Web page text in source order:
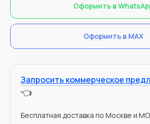
Оформить в
Оформить в MAX
Запросить коммерческое
👈
Бесплатная доставка по Москве и МО